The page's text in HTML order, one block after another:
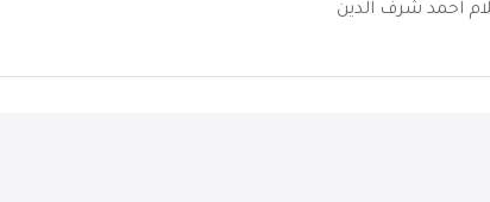
احمد شرف الدين